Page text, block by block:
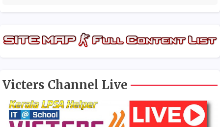
Victers Channel Live